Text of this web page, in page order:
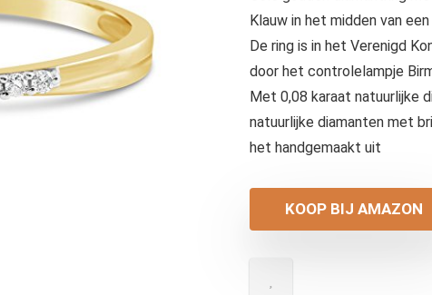
Klauw in het midden van
De ring is in het Verenigd
door het controlelampje
Met 0,08 karaat natuurlijke
natuurlijke diamanten met
het handgemaakt uit
KOOP BIJ AMAZON